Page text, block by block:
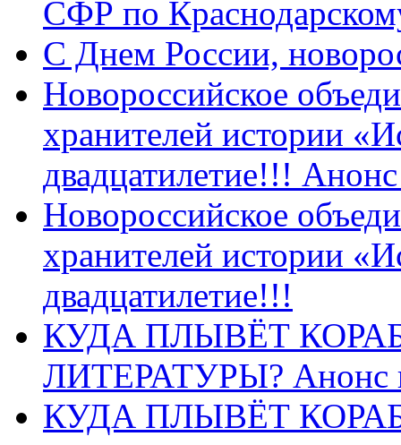
СФР по
C Днем России,
Новороссийское
хранителей истории
двадцатилетие!!!
Новороссийское
хранителей истории
двадцатилетие!!!
КУДА ПЛЫВЁТ
ЛИТЕРАТУРЫ? Анонс
КУДА ПЛЫВЁТ